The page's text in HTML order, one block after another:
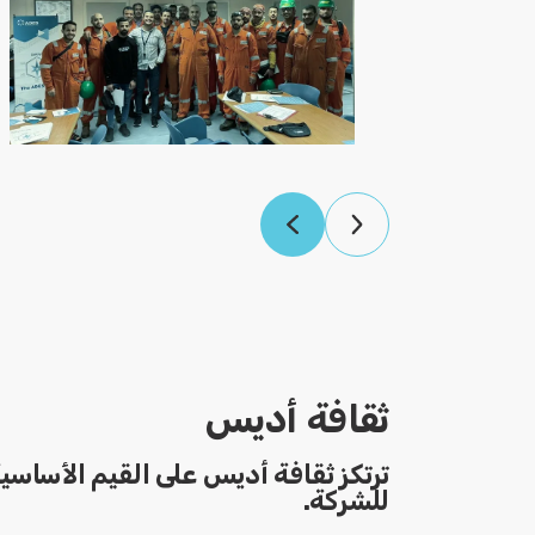
ثقافة أديس
ترتكز ثقافة أديس على القيم
للشركة.